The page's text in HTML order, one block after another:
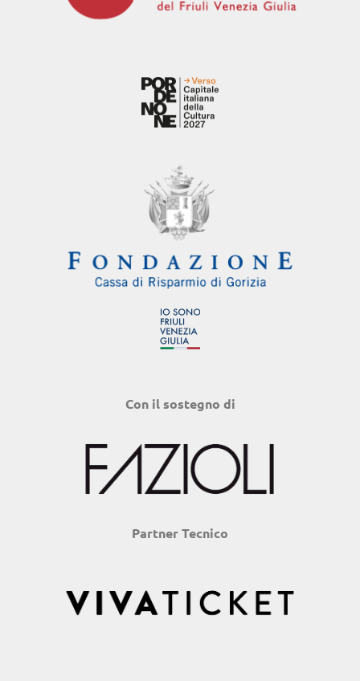
Con il sostegno di
Partner Tecnico